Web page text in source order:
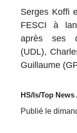
Serges Koffi
FESCI à
après ses
(UDL),
Guillaume
HS/ls/Top News
Publié le